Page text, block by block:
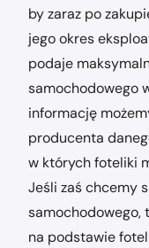
by zaraz po
jego okres
podaje
samochodowego
informację
producenta
w których foteliki
Jeśli zaś chcemy
samochodowego,
na podstawie